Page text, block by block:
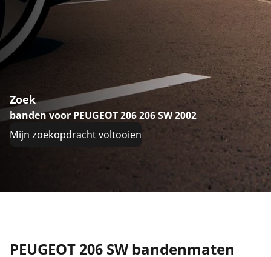
Zoek
banden voor PEUGEOT 206 206 SW 2002
Mijn zoekopdracht voltooien
PEUGEOT 206 SW bandenmaten